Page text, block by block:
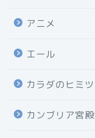
アニメ
エール
カラダのヒミツ
カンブリア宮殿